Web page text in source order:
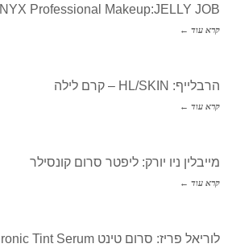
NYX Professional Makeup:JELLY JOB
קרא עוד ←
הרבלייף: HL/SKIN – קרם לילה
קרא עוד ←
מייבלין ניו יורק: ליפטר סרום קונסילר
קרא עוד ←
לוריאל פריז: סרום טינט Hyaluronic Tint Serum